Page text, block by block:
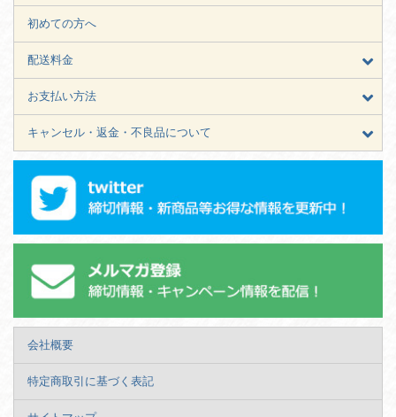
初めての方へ
配送料金
お支払い方法
キャンセル・返金・不良品について
会社概要
特定商取引に基づく表記